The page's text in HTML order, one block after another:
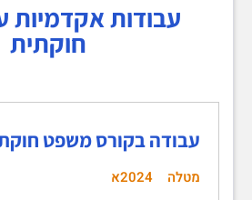
עבודות אקדמיות
חוקתית
עבודה בקורס משפט
מטלה 2024א